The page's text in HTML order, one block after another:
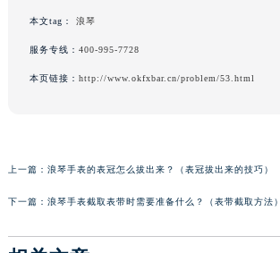
本文tag： 浪琴
服务专线： 400-995-7728
本页链接： http://www.okfxbar.cn/problem/53.html
上一篇： 浪琴手表的表冠怎么拔出来？（表冠拔出来的技巧）
下一篇： 浪琴手表截取表带时需要准备什么？（表带截取方法）